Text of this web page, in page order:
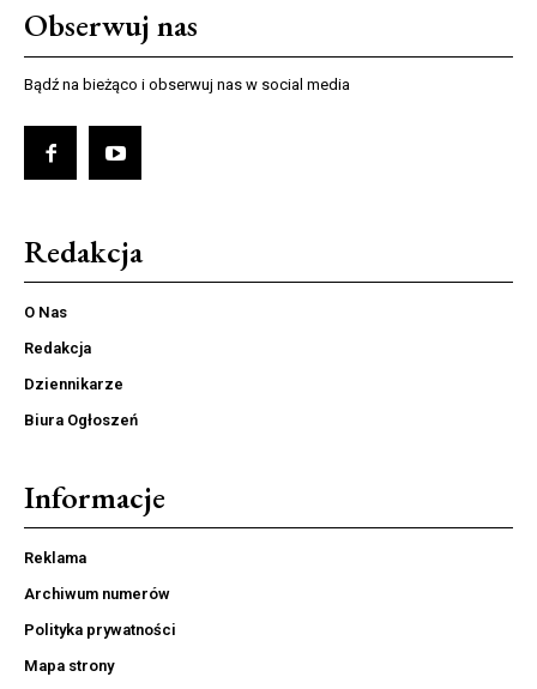
Obserwuj nas
Bądź na bieżąco i obserwuj nas w social media
Redakcja
O Nas
Redakcja
Dziennikarze
Biura Ogłoszeń
Informacje
Reklama
Archiwum numerów
Polityka prywatności
Mapa strony